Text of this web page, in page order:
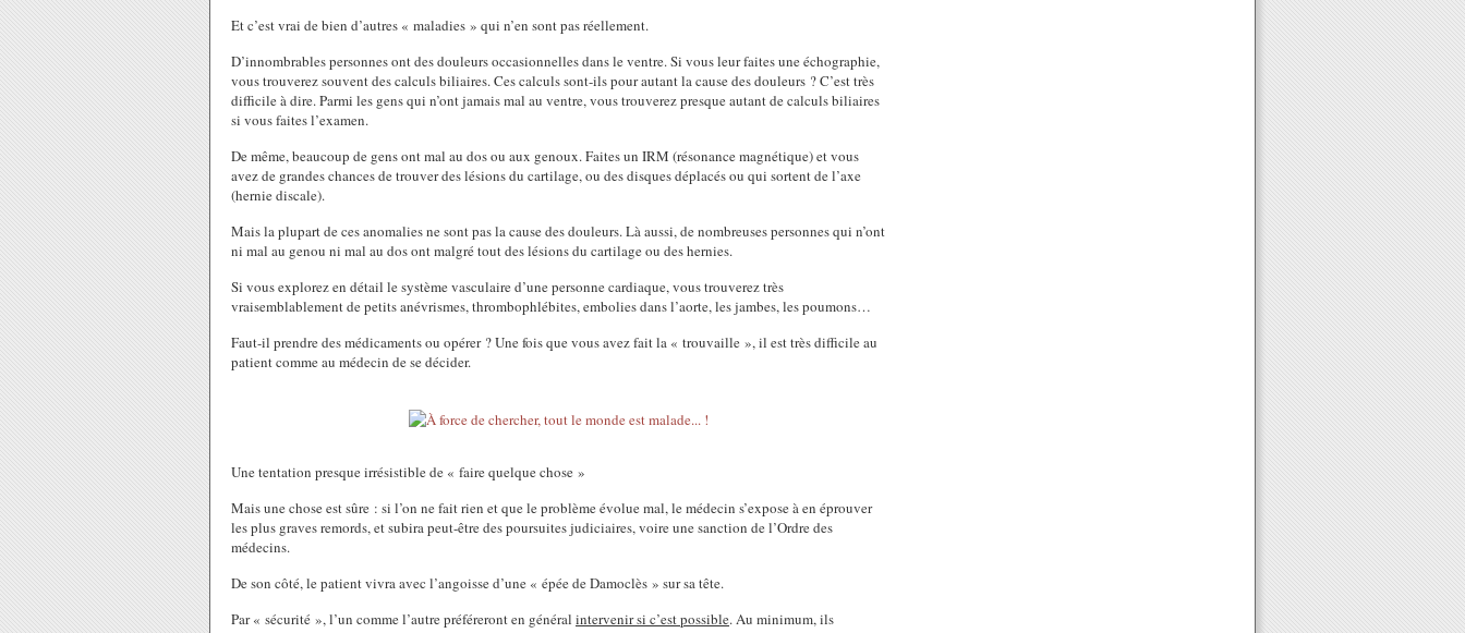
Et c’est vrai de bien d’autres « maladies » qui n’en sont pas réellement.
D’innombrables personnes ont des douleurs occasionnelles dans le ventre. Si vous leur faites une échographie,
vous trouverez souvent des calculs biliaires. Ces calculs sont-ils pour autant la cause des douleurs ? C’est très
difficile à dire. Parmi les gens qui n’ont jamais mal au ventre, vous trouverez presque autant de calculs biliaires
si vous faites l’examen.
De même, beaucoup de gens ont mal au dos ou aux genoux. Faites un IRM (résonance magnétique) et vous
avez de grandes chances de trouver des lésions du cartilage, ou des disques déplacés ou qui sortent de l’axe
(hernie discale).
Mais la plupart de ces anomalies ne sont pas la cause des douleurs. Là aussi, de nombreuses personnes qui n’ont
ni mal au genou ni mal au dos ont malgré tout des lésions du cartilage ou des hernies.
Si vous explorez en détail le système vasculaire d’une personne cardiaque, vous trouverez très
vraisemblablement de petits anévrismes, thrombophlébites, embolies dans l’aorte, les jambes, les poumons…
Faut-il prendre des médicaments ou opérer ? Une fois que vous avez fait la « trouvaille », il est très difficile au
patient comme au médecin de se décider.
Une tentation presque irrésistible de « faire quelque chose »
Mais une chose est sûre : si l’on ne fait rien et que le problème évolue mal, le médecin s’expose à en éprouver
les plus graves remords, et subira peut-être des poursuites judiciaires, voire une sanction de l’Ordre des
médecins.
De son côté, le patient vivra avec l’angoisse d’une « épée de Damoclès » sur sa tête.
Par « sécurité », l’un comme l’autre préféreront en général intervenir si c’est possible. Au minimum, ils